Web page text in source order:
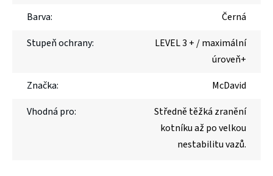
Barva:
Černá
Stupeň ochrany:
LEVEL 3 + / maximální
úroveň+
Značka:
McDavid
Vhodná pro:
Středně těžká zranění
kotníku až po velkou
nestabilitu vazů.